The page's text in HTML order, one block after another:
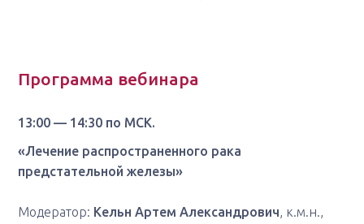
Программа вебинара
13:00 — 14:30 по МСК.
«Лечение распространенного рака
предстательной железы»
Модератор: Кельн Артем Александрович, к.м.н.,